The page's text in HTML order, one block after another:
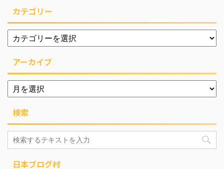
カテゴリー
アーカイブ
検索
日本ブログ村